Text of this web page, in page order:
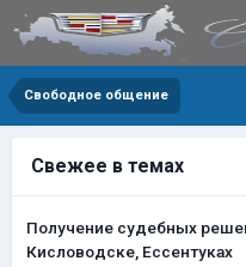
Свободное общение
Свежее в темах
Получение судебных
Кисловодске, Ессентуках